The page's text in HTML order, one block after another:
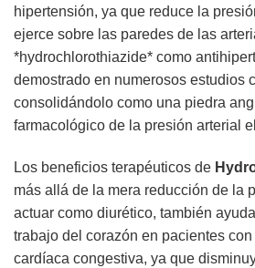
hipertensión, ya que reduce la
ejerce sobre las paredes de las
*hydrochlorothiazide* como
demostrado en numerosos estudios
consolidándolo como una piedra
farmacológico de la presión arterial
Los beneficios terapéuticos de
más allá de la mera reducción de la
actuar como diurético, también
trabajo del corazón en pacientes
cardíaca congestiva, ya que